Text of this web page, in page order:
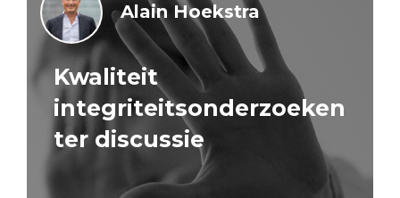
Alain Hoekstra
Kwaliteit
integriteitsonderzoeken
ter discussie